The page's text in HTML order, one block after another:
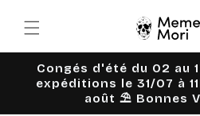
passer au
contenu
Congés d'été du 02 au
expéditions le 31/07 à
août ⛱️ Bonnes